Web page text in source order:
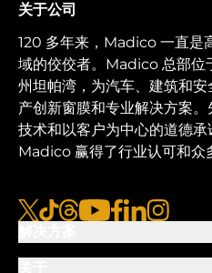
关于公司
120 多年来，Madico 一直是
域的佼佼者。Madico 总部位
州坦帕湾，为汽车、建筑和安
产创新窗膜和专业解决方案
技术和以客户为中心的道德承
Madico 赢得了行业认可和众